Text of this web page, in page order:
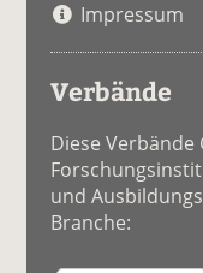
Impressum
Verbände
Diese
und
Branche: